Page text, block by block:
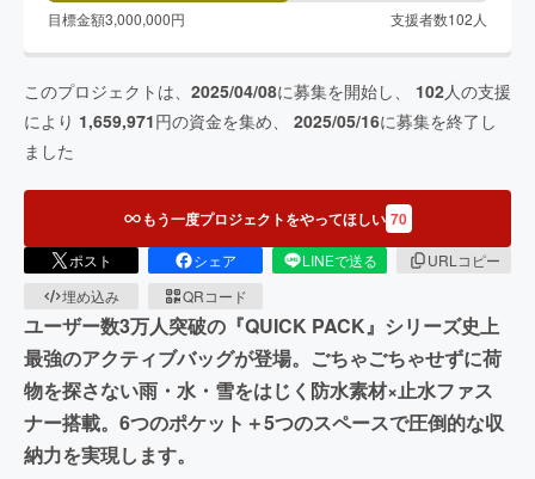
目標金額3,000,000円 支援者数102 人
このプロジェクトは、 2025/04/08に募集を開始し、 102人の支援
により 1,659,971円の資金を集め、 2025/05/16に募集を終了し
ました
もう一度プロジェクトをやってほしい 70
ポスト シェア LINEで送る
URLコピー
埋め込み
QRコード
ユーザー数3万人突破の『QUICK PACK』シリーズ史上
最強のアクティブバッグが登場。ごちゃごちゃせずに荷
物を探さない雨・水・雪をはじく防水素材×止水ファス
ナー搭載。6つのポケット＋5つのスペースで圧倒的な収
納力を実現します。